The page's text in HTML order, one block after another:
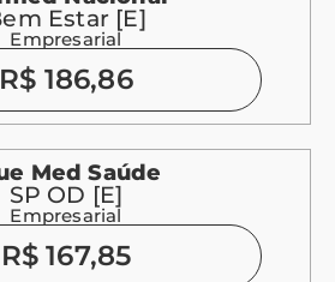
Estar [E]
Empresarial
R$ 186,86
Med Saúde
SP OD [E]
Empresarial
R$ 167,85